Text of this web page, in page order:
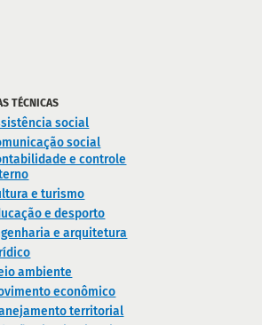
TÉCNICAS
social
social
e controle
e turismo
e desporto
e arquitetura
ambiente
econômico
territorial